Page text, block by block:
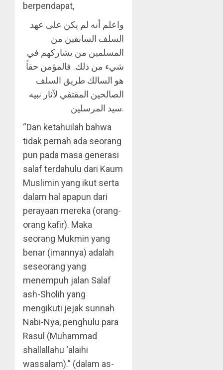
berpendapat,
واعلم أنه لم يكن على عهد
السلف السابقين من
المسلمين من يشاركهم في
شيء من ذلك. فالمؤمن حقاً
هو السالك طريق السلف
الصالحين المقتفي لآثار نبيه
سيد المرسلين.
“Dan ketahuilah bahwa
tidak pernah ada seorang
pun pada masa generasi
salaf terdahulu dari Kaum
Muslimin yang ikut serta
dalam hal apapun dari
perayaan mereka (orang-
orang kafir). Maka
seorang Mukmin yang
benar (imannya) adalah
seseorang yang
menempuh jalan Salaf
ash-Sholih yang
mengikuti jejak sunnah
Nabi-Nya, penghulu para
Rasul (Muhammad
shallallahu ‘alaihi
wassalam).” (dalam as-